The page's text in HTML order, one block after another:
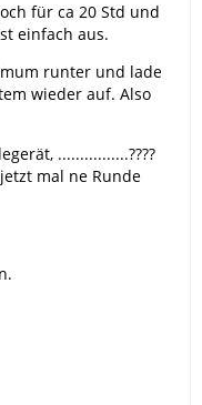
für ca 20 Std und
einfach aus.
runter und lade
wieder auf. Also
................????
mal ne Runde